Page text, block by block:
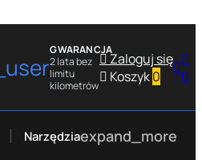
GWARANCJA
2 lata bez
limitu
kilometrów
Zaloguj się
 Koszyk0 
0
Narzędziaexpand_more